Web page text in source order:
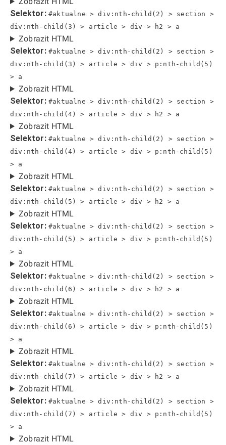
Selektor: #aktualne > div:nth-child(2) > section >
div:nth-child(3) > article > div > h2 > a
Zobrazit HTML
Selektor: #aktualne > div:nth-child(2) > section >
div:nth-child(3) > article > div > p:nth-child(5)
> a
Zobrazit HTML
Selektor: #aktualne > div:nth-child(2) > section >
div:nth-child(4) > article > div > h2 > a
Zobrazit HTML
Selektor: #aktualne > div:nth-child(2) > section >
div:nth-child(4) > article > div > p:nth-child(5)
> a
Zobrazit HTML
Selektor: #aktualne > div:nth-child(2) > section >
div:nth-child(5) > article > div > h2 > a
Zobrazit HTML
Selektor: #aktualne > div:nth-child(2) > section >
div:nth-child(5) > article > div > p:nth-child(5)
> a
Zobrazit HTML
Selektor: #aktualne > div:nth-child(2) > section >
div:nth-child(6) > article > div > h2 > a
Zobrazit HTML
Selektor: #aktualne > div:nth-child(2) > section >
div:nth-child(6) > article > div > p:nth-child(5)
> a
Zobrazit HTML
Selektor: #aktualne > div:nth-child(2) > section >
div:nth-child(7) > article > div > h2 > a
Zobrazit HTML
Selektor: #aktualne > div:nth-child(2) > section >
div:nth-child(7) > article > div > p:nth-child(5)
> a
Zobrazit HTML